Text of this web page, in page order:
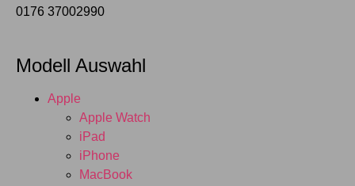
0176 37002990
Modell Auswahl
Apple
Apple Watch
iPad
iPhone
MacBook